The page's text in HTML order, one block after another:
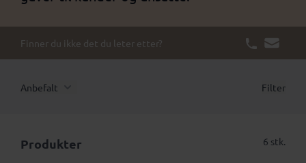
Finner du ikke det du leter etter?
Anbefalt Filter
Produkter 6 stk.